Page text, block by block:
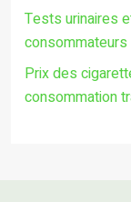
Tests urinaires
Prix des
consommation